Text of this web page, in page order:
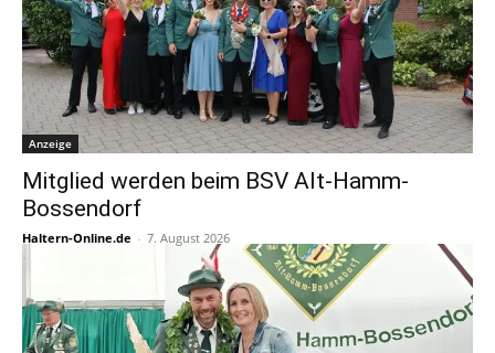
Anzeige
Mitglied werden beim BSV Alt-Hamm-
Bossendorf
Haltern-Online.de - 7. August 2026